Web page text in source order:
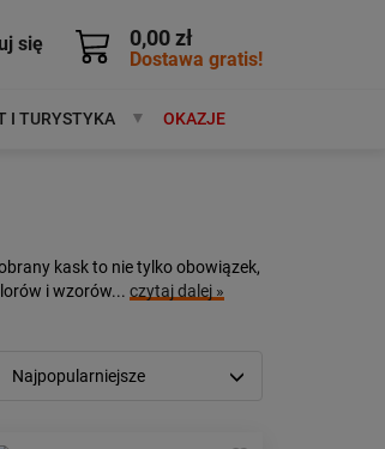
0,00 zł
Dostawa gratis!
się
I TURYSTYKA MARKIOKAZJE
kask to nie tylko obowiązek,
i wzorów... czytaj dalej »
Najpopularniejsze